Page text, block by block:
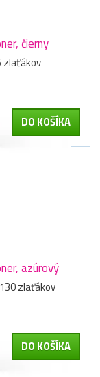
čierny
zlaťákov
DO KOŠÍKA
azúrový
130 zlaťákov
DO KOŠÍKA